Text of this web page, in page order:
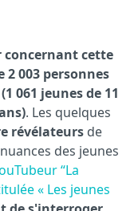
concernant cette
003 personnes
061 jeunes de 11
. Les quelques
révélateurs de
des jeunes
“La
« Les jeunes